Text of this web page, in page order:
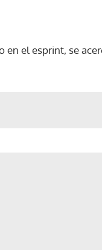
en el esprint, se